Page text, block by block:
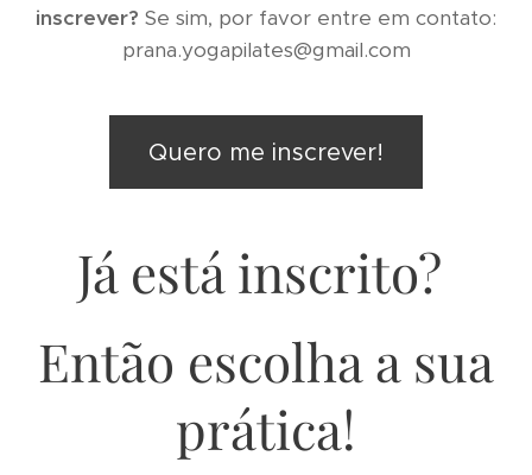
inscrever? Se sim, por favor entre em contato:
prana.yogapilates@gmail.com
Quero me inscrever!
Já está inscrito?
Então escolha a sua
prática!